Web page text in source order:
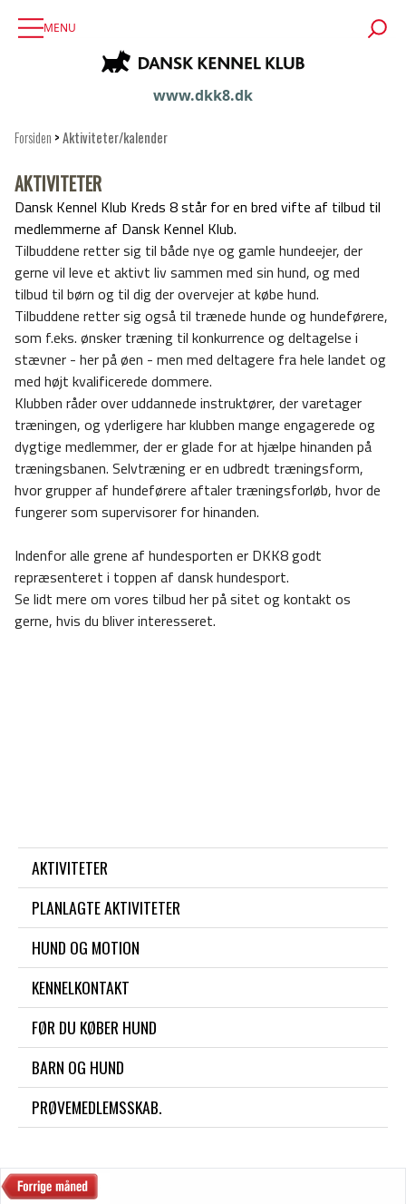
MENU
www.dkk8.dk
Forsiden >Aktiviteter/kalender
AKTIVITETER
Dansk Kennel Klub Kreds 8 står for en bred vifte af tilbud til
medlemmerne af Dansk Kennel Klub.
Tilbuddene retter sig til både nye og gamle hundeejer, der
gerne vil leve et aktivt liv sammen med sin hund, og med
tilbud til børn og til dig der overvejer at købe hund.
Tilbuddene retter sig også til trænede hunde og hundeførere,
som f.eks. ønsker træning til konkurrence og deltagelse i
stævner - her på øen - men med deltagere fra hele landet og
med højt kvalificerede dommere.
Klubben råder over uddannede instruktører, der varetager
træningen, og yderligere har klubben mange engagerede og
dygtige medlemmer, der er glade for at hjælpe hinanden på
træningsbanen. Selvtræning er en udbredt træningsform,
hvor grupper af hundeførere aftaler træningsforløb, hvor de
fungerer som supervisorer for hinanden.
Indenfor alle grene af hundesporten er DKK8 godt
repræsenteret i toppen af dansk hundesport.
Se lidt mere om vores tilbud her på sitet og kontakt os
gerne, hvis du bliver interesseret.
AKTIVITETER
PLANLAGTE AKTIVITETER
HUND OG MOTION
KENNELKONTAKT
FØR DU KØBER HUND
BARN OG HUND
PRØVEMEDLEMSSKAB.